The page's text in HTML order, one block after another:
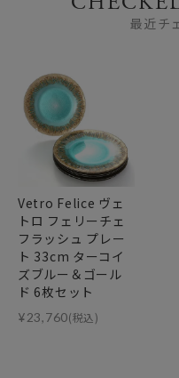
最近チ
Vetro Felice ヴェ
トロ フェリーチェ
フラッシュ プレー
ト 33cm ターコイ
ズブルー＆ゴール
ド 6枚セット
¥23,760(税込)